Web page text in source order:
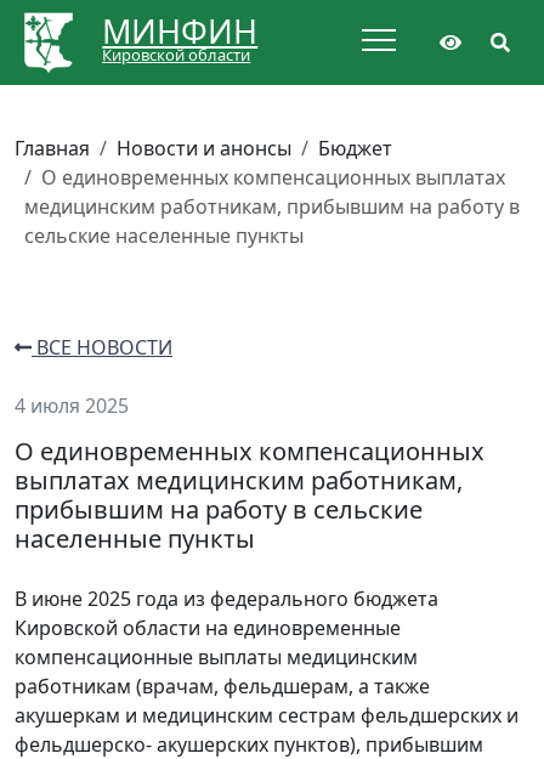
МИНФИН
Кировской области
Главная Новости и анонсы
Бюджет
О единовременных компенсационных выплатах
медицинским работникам, прибывшим на работу в
сельские населенные пункты
ВСЕ НОВОСТИ
4 июля 2025
О единовременных компенсационных
выплатах медицинским работникам,
прибывшим на работу в сельские
населенные пункты
В июне 2025 года из федерального бюджета
Кировской области на единовременные
компенсационные выплаты медицинским
работникам (врачам, фельдшерам, а также
акушеркам и медицинским сестрам фельдшерских и
фельдшерско- акушерских пунктов), прибывшим